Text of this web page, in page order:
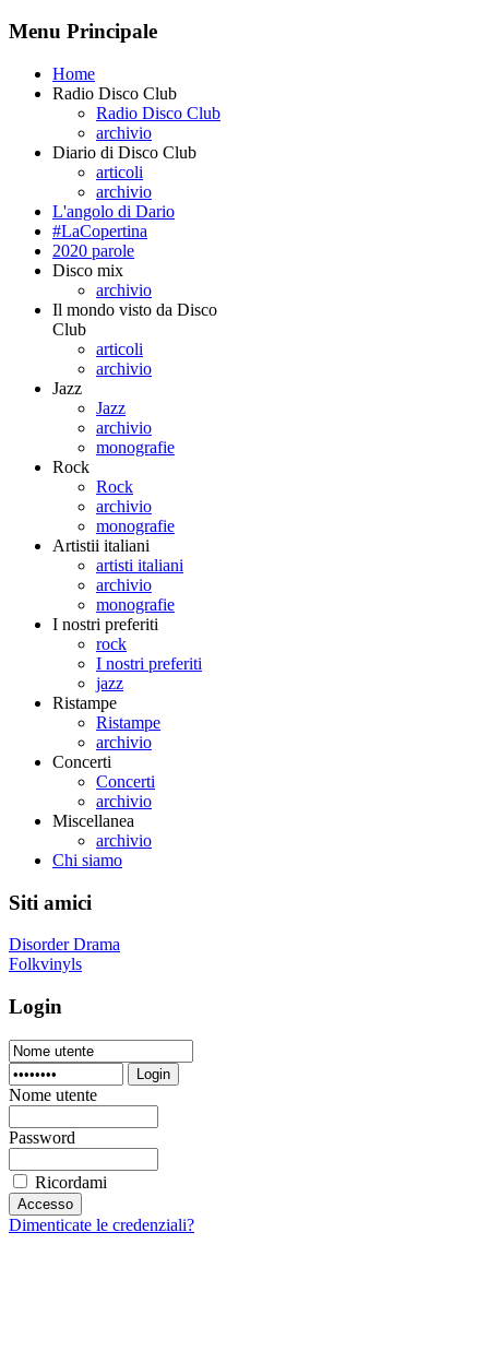
Menu Principale
Home
Radio Disco Club
Radio Disco Club
archivio
Diario di Disco Club
articoli
archivio
L'angolo di Dario
#LaCopertina
2020 parole
Disco mix
archivio
Il mondo visto da Disco
Club
articoli
archivio
Jazz
Jazz
archivio
monografie
Rock
Rock
archivio
monografie
Artistii italiani
artisti italiani
archivio
monografie
I nostri preferiti
rock
I nostri preferiti
jazz
Ristampe
Ristampe
archivio
Concerti
Concerti
archivio
Miscellanea
archivio
Chi siamo
Siti amici
Disorder Drama
Folkvinyls
Login
Login
Nome utente
Password
Ricordami
Dimenticate le credenziali?